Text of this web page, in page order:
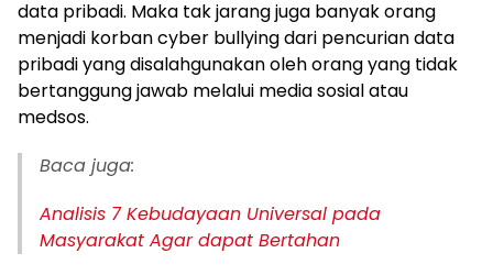
data pribadi. Maka tak jarang juga banyak orang
menjadi korban cyber bullying dari pencurian data
pribadi yang disalahgunakan oleh orang yang tidak
bertanggung jawab melalui media sosial atau
medsos.
Baca juga:
Analisis 7 Kebudayaan Universal pada
Masyarakat Agar dapat Bertahan